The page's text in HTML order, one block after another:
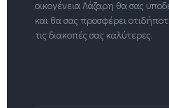
οικογένεια Λάζαρη θα σας
και θα σας προσφέρει
τις διακοπές σας καλύτερες.